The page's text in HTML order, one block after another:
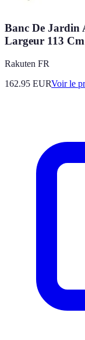
Banc De Jardin
Largeur 113
Rakuten FR
162.95 EURVoir le